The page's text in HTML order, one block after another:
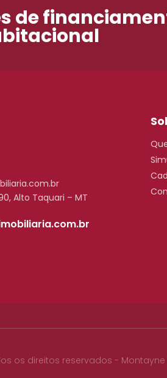
de
Alto Taquari – MT
os direitos reservados -